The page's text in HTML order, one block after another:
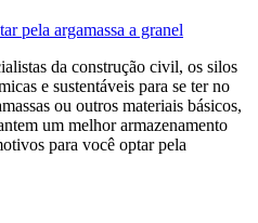
da construção civil, os silos
e sustentáveis para se ter no
ou outros materiais básicos,
um melhor armazenamento
para você optar pela